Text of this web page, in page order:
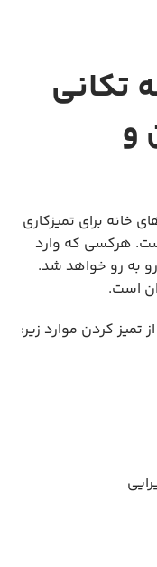
تکانی
و
برای تمیزکاری
هرکسی که وارد
به رو خواهد شد.
است.
کردن موارد زیر: